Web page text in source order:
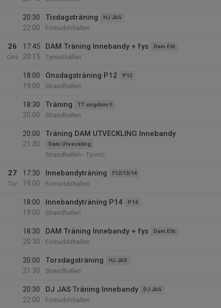
20:30
22:00
Tisdagsträning HJ JAS
Fornuddshallen
26
Ons
17:45
20:15
DAM Träning Innebandy + fys Dam Elit
Tyresöhallen
18:00
19:00
Onsdagsträning P12 P12
Strandhallen
18:30
20:00
Träning TT ungdom F
Strandhallen
20:00
21:30
Träning DAM UTVECKLING Innebandy
Dam Utveckling
Strandhallen - Tyresö
27
Tor
17:30
19:00
Innebandyträning F12/13/14
Fornuddshallen
18:00
19:00
Innebandyträning P14 P14
Strandhallen
18:30
20:30
DAM Träning Innebandy + fys Dam Elit
Fornuddshallen
20:00
21:30
Torsdagsträning HJ JAS
Strandhallen
20:30
22:00
DJ JAS Träning Innebandy DJ JAS
Fornuddshallen